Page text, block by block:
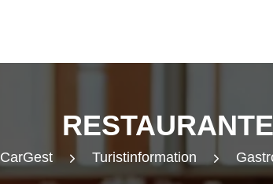
CarGest Turistinformation